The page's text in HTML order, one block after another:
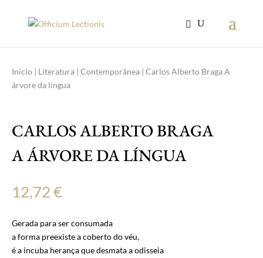
Início | Literatura | Contemporânea | Carlos Alberto Braga A
árvore da língua
CARLOS ALBERTO BRAGA
A ÁRVORE DA LÍNGUA
12,72€
Gerada para ser consumada
a forma preexiste a coberto do véu,
é a incuba herança que desmata a odisseia